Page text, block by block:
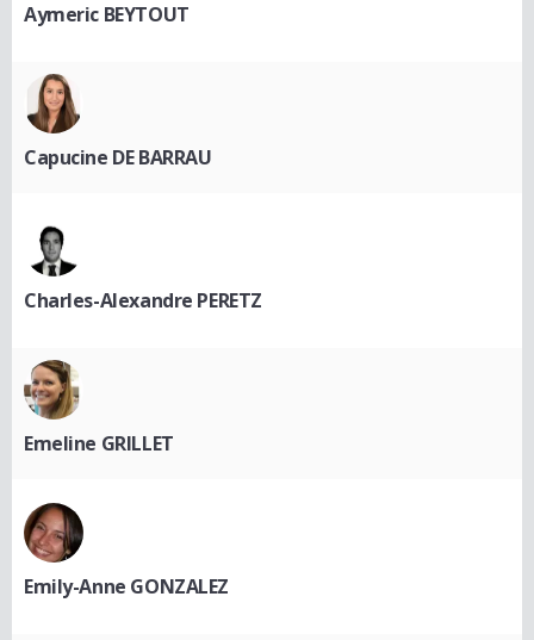
Aymeric BEYTOUT
Capucine DE BARRAU
Charles-Alexandre PERETZ
Emeline GRILLET
Emily-Anne GONZALEZ